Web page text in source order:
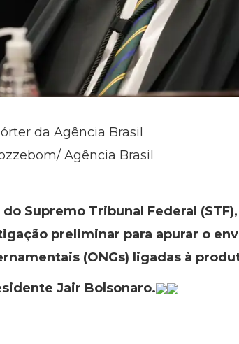
da Agência Brasil
Agência Brasil
Supremo Tribunal Federal
preliminar para apurar o
(ONGs) ligadas à
Jair Bolsonaro.